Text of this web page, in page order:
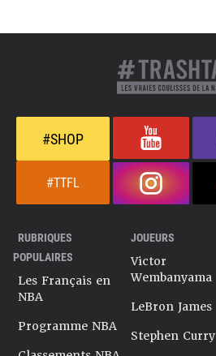
#SHOP
#TTFL
RUBRIQUES
POPULAIRES
Les Français en
NBA
Programme NBA
JOUEURS
Victor
Wembanyama
LeBron James
Stephen Curry